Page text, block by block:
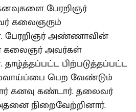
பேரறிஞர்
கலைஞரும்
பேரறிஞர் அண்ணாவின்
கலைஞர் அவர்கள்
பிற்படுத்தப்பட்ட
பெற வேண்டும்
கனவு கண்டார். தலைவர்
நிறைவேற்றினார்.